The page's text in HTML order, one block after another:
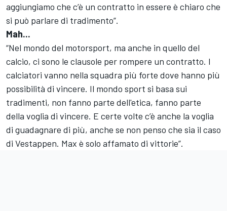
aggiungiamo che c’è un contratto in essere è chiaro che
si può parlare di tradimento”.
Mah...
“Nel mondo del motorsport, ma anche in quello del
calcio, ci sono le clausole per rompere un contratto. I
calciatori vanno nella squadra più forte dove hanno più
possibilità di vincere. Il mondo sport si basa sui
tradimenti, non fanno parte dell'etica, fanno parte
della voglia di vincere. E certe volte c’è anche la voglia
di guadagnare di più, anche se non penso che sia il caso
di Vestappen. Max è solo affamato di vittorie”.